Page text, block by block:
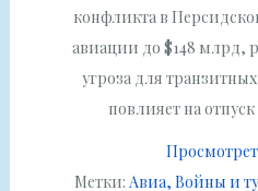
конфликта в
авиации до $148 млрд,
угроза для
повлияет на
Метки:Авиа Войны и